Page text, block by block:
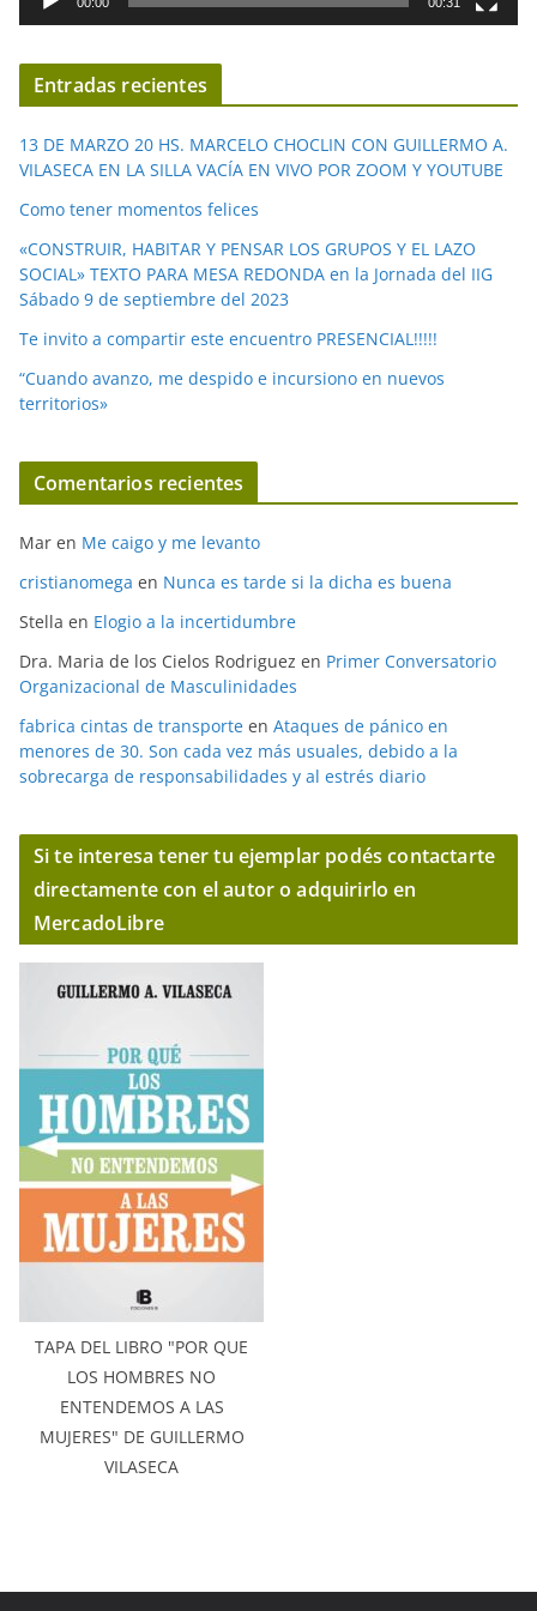
í
d
e
o
Entradas recientes
13 DE MARZO 20 HS. MARCELO CHOCLIN CON GUILLERMO A.
VILASECA EN LA SILLA VACÍA EN VIVO POR ZOOM Y YOUTUBE
Como tener momentos felices
«CONSTRUIR, HABITAR Y PENSAR LOS GRUPOS Y EL LAZO
SOCIAL» TEXTO PARA MESA REDONDA en la Jornada del IIG
Sábado 9 de septiembre del 2023
Te invito a compartir este encuentro PRESENCIAL!!!!!
“Cuando avanzo, me despido e incursiono en nuevos
territorios»
Comentarios recientes
Mar en Me caigo y me levanto
cristianomega en Nunca es tarde si la dicha es buena
Stella en Elogio a la incertidumbre
Dra. Maria de los Cielos Rodriguez en Primer Conversatorio
Organizacional de Masculinidades
fabrica cintas de transporte en Ataques de pánico en
menores de 30. Son cada vez más usuales, debido a la
sobrecarga de responsabilidades y al estrés diario
Si te interesa tener tu ejemplar podés contactarte
directamente con el autor o adquirirlo en
MercadoLibre
TAPA DEL LIBRO "POR QUE
LOS HOMBRES NO
ENTENDEMOS A LAS
MUJERES" DE GUILLERMO
VILASECA